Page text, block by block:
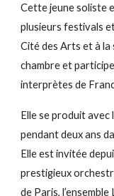
Cette jeune soliste
plusieurs festivals
Cité des Arts et à la
chambre et
interprètes de
Elle se produit
pendant deux ans
Elle est invitée
prestigieux
de Paris,